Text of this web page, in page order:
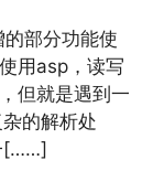
部分功能使
用asp，读写
但就是遇到一
的解析处
[……]